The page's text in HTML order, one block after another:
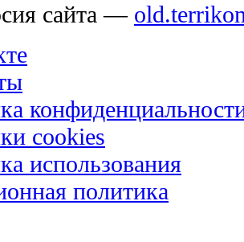
сайта —
cookies
использования
политика